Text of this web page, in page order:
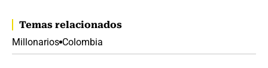
Temas relacionados
Millonarios Colombia